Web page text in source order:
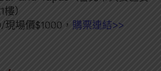
）
場價$1000， 購票連結>>